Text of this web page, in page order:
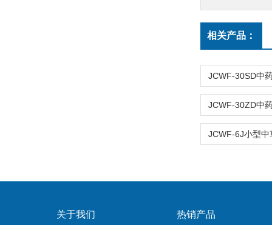
相关产品：
关于我们 热销产品